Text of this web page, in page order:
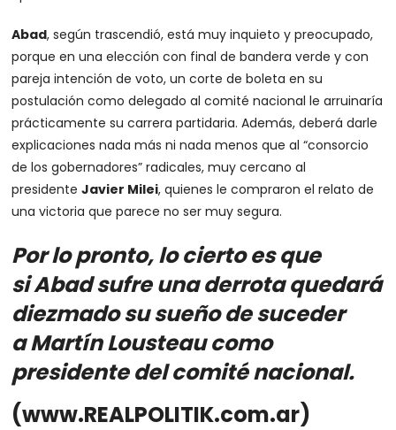
Abad, según trascendió, está muy inquieto y preocupado,
porque en una elección con final de bandera verde y con
pareja intención de voto, un corte de boleta en su
postulación como delegado al comité nacional le arruinaría
prácticamente su carrera partidaria. Además, deberá darle
explicaciones nada más ni nada menos que al “consorcio
de los gobernadores” radicales, muy cercano al
presidenteJavier Milei, quienes le compraron el relato de
una victoria que parece no ser muy segura.
Por lo pronto, lo cierto es que
si Abad sufre una derrota quedará
diezmado su sueño de suceder
a Martín Lousteau como
presidente del comité nacional.
(www.REALPOLITIK.com.ar)